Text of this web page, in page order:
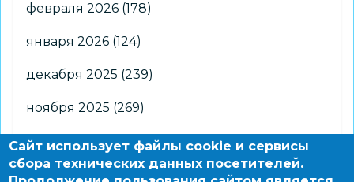
февраля 2026 (178)
января 2026 (124)
декабря 2025 (239)
ноября 2025 (269)
октября 2025(266)
сентября 2025 (176)
Сайт использует файлы cookie и сервисы
сбора технических данных посетителей.